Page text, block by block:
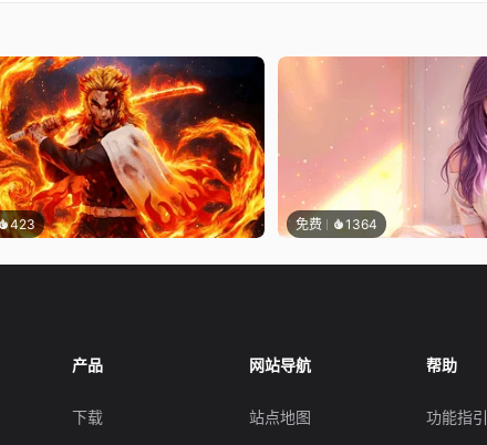
423 免费 1364
产品
下载
网站导航
站点地图
帮助
功能指引